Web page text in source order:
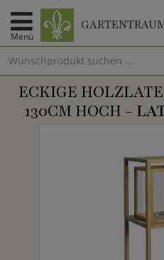
Menü
ECKIGE
130CM HOCH -